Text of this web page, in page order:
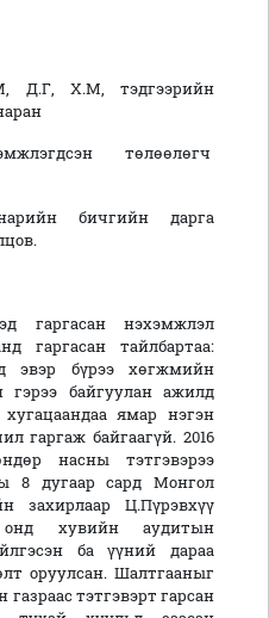
Д.Г, Х.М, тэдгээрийн
төлөөлөгч
бичгийн дарга
гаргасан нэхэмжлэл
гаргасан тайлбартаа:
эвэр бүрээ хөгжмийн
гэрээ байгуулан ажилд
ямар нэгэн
гаргаж байгаагүй. 2016
насны тэтгэвэрээ
8 дугаар сард Монгол
захирлаар Ц.Пүрэвхүү
онд хувийн аудитын
ба үүний дараа
оруулсан. Шалтгааныг
тэтгэвэрт гарсан